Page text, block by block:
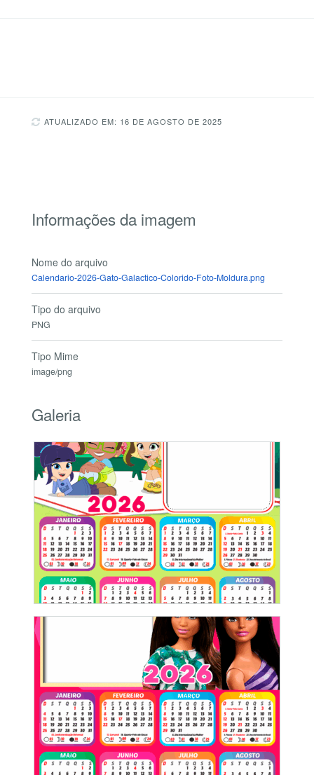
ATUALIZADO EM: 16 DE AGOSTO DE 2025
Informações da imagem
Nome do arquivo
Calendario-2026-Gato-Galactico-Colorido-Foto-Moldura.png
Tipo do arquivo
PNG
Tipo Mime
image/png
Galeria